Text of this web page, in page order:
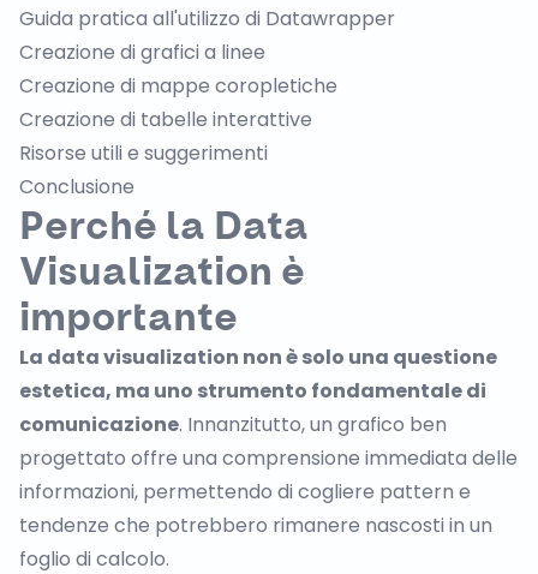
Guida pratica all'utilizzo di Datawrapper
Creazione di grafici a linee
Creazione di mappe coropletiche
Creazione di tabelle interattive
Risorse utili e suggerimenti
Conclusione
Perché la Data
Visualization è
importante
La data visualization non è solo una questione
estetica, ma uno strumento fondamentale di
comunicazione. Innanzitutto, un grafico ben
progettato offre una comprensione immediata delle
informazioni, permettendo di cogliere pattern e
tendenze che potrebbero rimanere nascosti in un
foglio di calcolo.